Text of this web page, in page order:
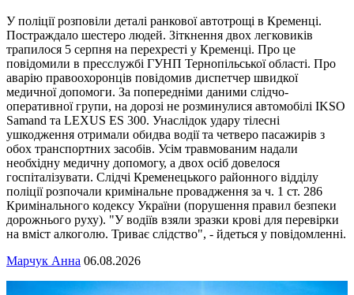
У поліції розповіли деталі ранкової автотрощі в Кременці.
Постраждало шестеро людей. Зіткнення двох легковиків
трапилося 5 серпня на перехресті у Кременці. Про це
повідомили в пресслужбі ГУНП Тернопільської області. Про
аварію правоохоронців повідомив диспетчер швидкої
медичної допомоги. За попередніми даними слідчо-
оперативної групи, на дорозі не розминулися автомобілі IKSO
Samand та LEXUS ES 300. Унаслідок удару тілесні
ушкодження отримали обидва водії та четверо пасажирів з
обох транспортних засобів. Усім травмованим надали
необхідну медичну допомогу, а двох осіб довелося
госпіталізувати. Слідчі Кременецького районного відділу
поліції розпочали кримінальне провадження за ч. 1 ст. 286
Кримінального кодексу України (порушення правил безпеки
дорожнього руху). "У водіїв взяли зразки крові для перевірки
на вміст алкоголю. Триває слідство", - йдеться у повідомленні.
Марчук Анна 06.08.2026